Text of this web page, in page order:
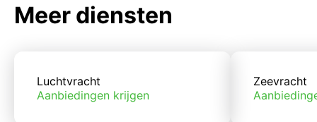
Meer diensten
Luchtvracht
Aanbiedingen krijgen
Zeevracht